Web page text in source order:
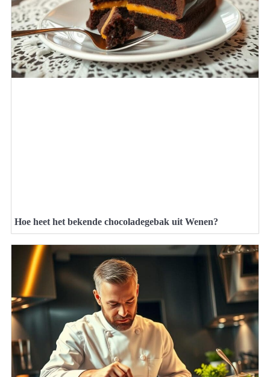
Hoe heet het bekende chocoladegebak uit Wenen?